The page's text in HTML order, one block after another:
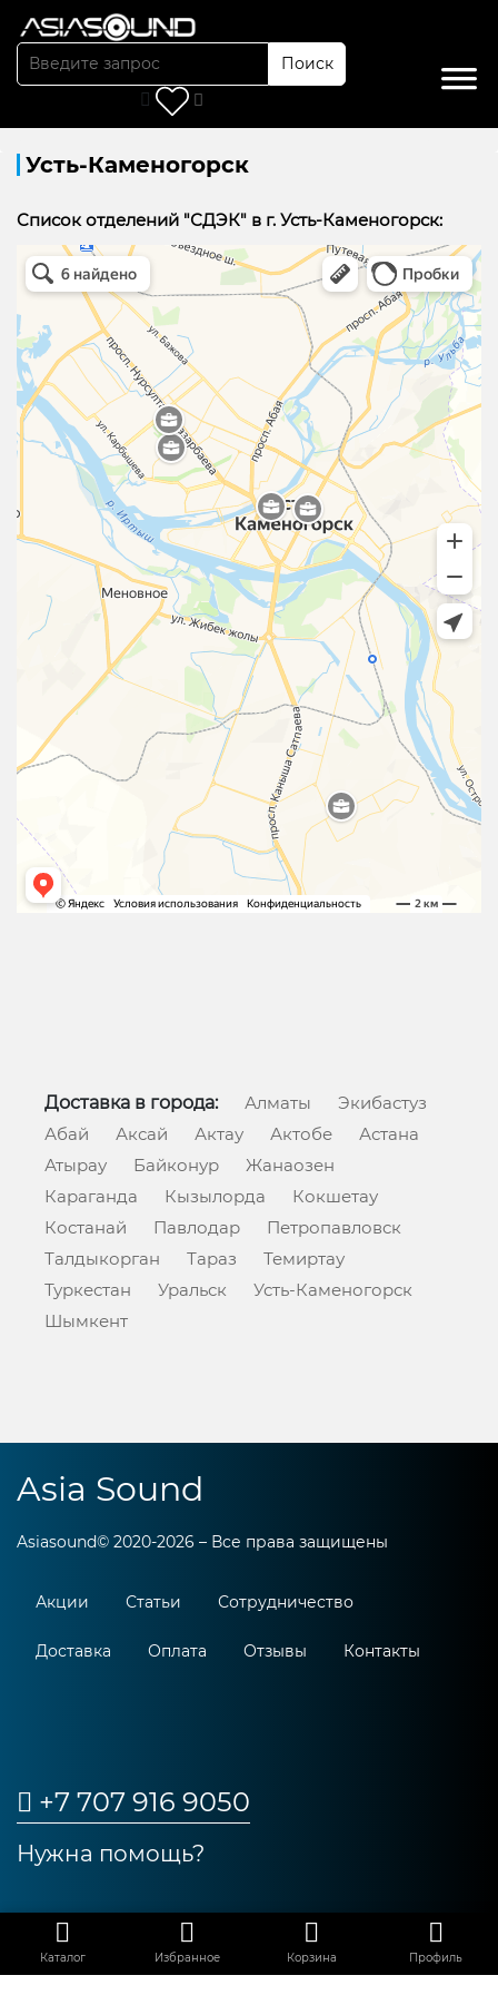
Поиск
Доставка
Усть-Каменогорск
Cписок отделений "СДЭК" в г. Усть-Каменогорск:
точки сдэк Усть-Каменогорск в Усть‑Каменогорске
Усть‑Каменогорск
Доставка в города: Алматы
Экибастуз
Абай
Аксай Актау Актобе
Астана
Атырау
Байконур
Жанаозен
Караганда
Кызылорда
Кокшетау
Костанай
Павлодар
Петропавловск
Талдыкорган
Тараз
Темиртау
Туркестан
Уральск
Усть-Каменогорск
Шымкент
Asia Sound
Asiasound© 2020-2026 – Все права защищены
Акции Статьи Сотрудничество
Доставка Оплата Отзывы Контакты
+7 707 916 9050
Нужна помощь?
Каталог Избранное Корзина Профиль